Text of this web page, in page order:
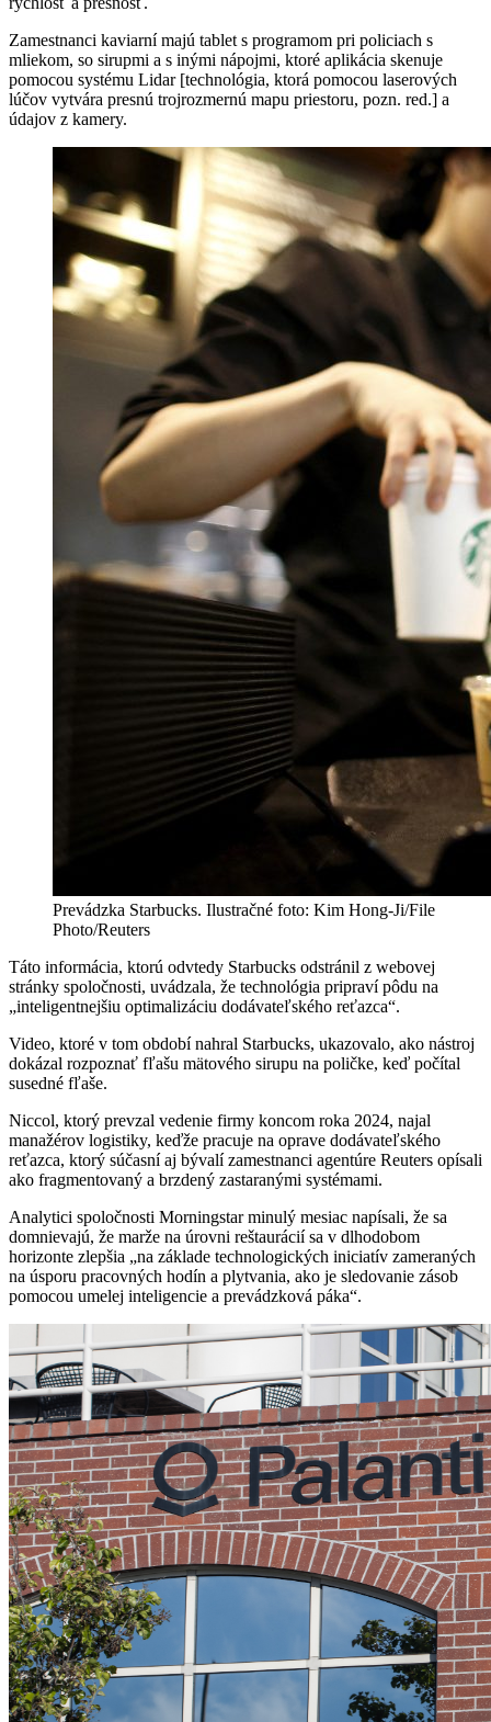
Zamestnanci kaviarní majú tablet s programom pri policiach s
mliekom, so sirupmi a s inými nápojmi, ktoré aplikácia skenuje
pomocou systému Lidar [technológia, ktorá pomocou laserových
lúčov vytvára presnú trojrozmernú mapu priestoru, pozn. red.] a
údajov z kamery.
Prevádzka Starbucks. Ilustračné foto: Kim Hong-Ji/File
Photo/Reuters
Táto informácia, ktorú odvtedy Starbucks odstránil z webovej
stránky spoločnosti, uvádzala, že technológia pripraví pôdu na
„inteligentnejšiu optimalizáciu dodávateľského reťazca“.
Video, ktoré v tom období nahral Starbucks, ukazovalo, ako nástroj
dokázal rozpoznať fľašu mätového sirupu na poličke, keď počítal
susedné fľaše.
Niccol, ktorý prevzal vedenie firmy koncom roka 2024, najal
manažérov logistiky, keďže pracuje na oprave dodávateľského
reťazca, ktorý súčasní aj bývalí zamestnanci agentúre Reuters opísali
ako fragmentovaný a brzdený zastaranými systémami.
Analytici spoločnosti Morningstar minulý mesiac napísali, že sa
domnievajú, že marže na úrovni reštaurácií sa v dlhodobom
horizonte zlepšia „na základe technologických iniciatív zameraných
na úsporu pracovných hodín a plytvania, ako je sledovanie zásob
pomocou umelej inteligencie a prevádzková páka“.